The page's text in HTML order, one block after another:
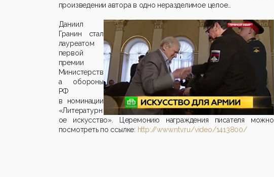
произведении автора в одно неразделимое целое…
Даниил
Гранин стал
лауреатом
первой
премии
Министерств
а обороны
РФ
в номинации
«Литературн
ое искусство».
Церемонию награждения писателя можно
посмотреть по ссылке: http://www.ntv.ru/video/1413800/